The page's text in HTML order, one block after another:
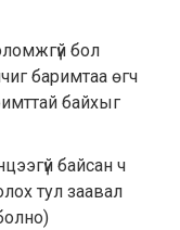
бол
баримтаа өгч
байхыг
байсан ч
тул заавал